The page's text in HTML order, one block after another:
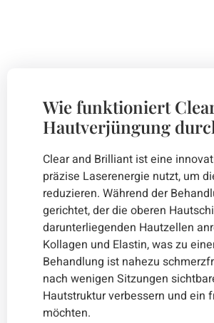
Wie funktioniert
Hautverjüngung
Clear and Brilliant ist eine
präzise Laserenergie nutzt, um
reduzieren. Während der
gerichtet, der die oberen
darunterliegenden Hautzellen
Kollagen und Elastin, was zu
Behandlung ist nahezu
nach wenigen Sitzungen
Hautstruktur verbessern und ein
möchten.